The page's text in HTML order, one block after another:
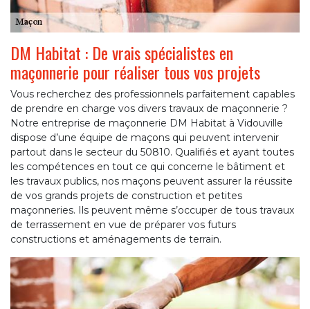
DM Habitat : De vrais spécialistes en
maçonnerie pour réaliser tous vos projets
Vous recherchez des professionnels parfaitement capables
de prendre en charge vos divers travaux de maçonnerie ?
Notre entreprise de maçonnerie DM Habitat à Vidouville
dispose d’une équipe de maçons qui peuvent intervenir
partout dans le secteur du 50810. Qualifiés et ayant toutes
les compétences en tout ce qui concerne le bâtiment et
les travaux publics, nos maçons peuvent assurer la réussite
de vos grands projets de construction et petites
maçonneries. Ils peuvent même s’occuper de tous travaux
de terrassement en vue de préparer vos futurs
constructions et aménagements de terrain.